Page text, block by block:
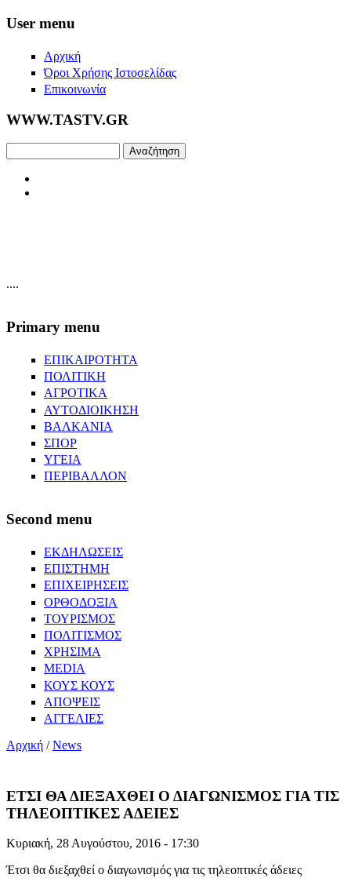
Skip to main content
User menu
Αρχική
Όροι Χρήσης Ιστοσελίδας
Επικοινωνία
WWW.TASTV.GR
....
Primary menu
ΕΠΙΚΑΙΡΟΤΗΤΑ
ΠΟΛΙΤΙΚΗ
ΑΓΡΟΤΙΚΑ
ΑΥΤΟΔΙΟΙΚΗΣΗ
ΒΑΛΚΑΝΙΑ
ΣΠΟΡ
ΥΓΕΙΑ
ΠΕΡΙΒΑΛΛΟΝ
Second menu
ΕΚΔΗΛΩΣΕΙΣ
ΕΠΙΣΤΗΜΗ
ΕΠΙΧΕΙΡΗΣΕΙΣ
ΟΡΘΟΔΟΞΙΑ
ΤΟΥΡΙΣΜΟΣ
ΠΟΛΙΤΙΣΜΟΣ
ΧΡΗΣΙΜΑ
MEDIA
ΚΟΥΣ ΚΟΥΣ
ΑΠΟΨΕΙΣ
ΑΓΓΕΛΙΕΣ
Αρχική /News
ΕΤΣΙ ΘΑ ΔΙΕΞΑΧΘΕΙ Ο ΔΙΑΓΩΝΙΣΜΟΣ ΓΙΑ ΤΙΣ
ΤΗΛΕΟΠΤΙΚΕΣ ΑΔΕΙΕΣ
Κυριακή, 28 Αυγούστου, 2016 - 17:30
Έτσι θα διεξαχθεί ο διαγωνισμός για τις τηλεοπτικές άδειες